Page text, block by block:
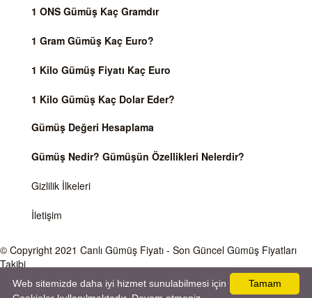
1 ONS Gümüş Kaç Gramdır
1 Gram Gümüş Kaç Euro?
1 Kilo Gümüş Fiyatı Kaç Euro
1 Kilo Gümüş Kaç Dolar Eder?
Gümüş Değeri Hesaplama
Gümüş Nedir? Gümüşün Özellikleri Nelerdir?
Gizlilik İlkeleri
İletişim
© Copyright 2021 Canlı Gümüş Fiyatı - Son Güncel Gümüş Fiyatları
Takibi
Önemli Uyarı
Gümüş fiyatları ve Döviz Kurları, Dünya piyasalarında işlem gören ve anlık değişen
Tamam
Web sitemizde daha iyi hizmet sunulabilmesi için